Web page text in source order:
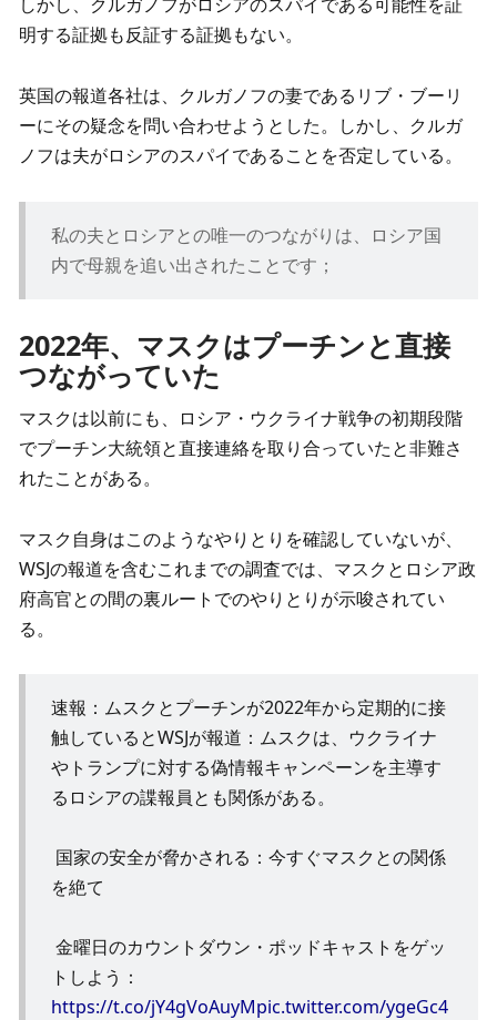
明する証拠も反証する証拠もない。
英国の報道各社は、クルガノフの妻であるリブ・ブーリ
ーにその疑念を問い合わせようとした。しかし、クルガ
ノフは夫がロシアのスパイであることを否定している。
私の夫とロシアとの唯一のつながりは、ロシア国
内で母親を追い出されたことです；
2022年、マスクはプーチンと直接
つながっていた
マスクは以前にも、ロシア・ウクライナ戦争の初期段階
でプーチン大統領と直接連絡を取り合っていたと非難さ
れたことがある。
マスク自身はこのようなやりとりを確認していないが、
WSJの報道を含むこれまでの調査では、マスクとロシア政
府高官との間の裏ルートでのやりとりが示唆されてい
る。
速報：ムスクとプーチンが2022年から定期的に接
触しているとWSJが報道：ムスクは、ウクライナ
やトランプに対する偽情報キャンペーンを主導す
るロシアの諜報員とも関係がある。
を絶て
トしよう：
https://t.co/jY4gVoAuyMpic.twitter.com/ygeGc4